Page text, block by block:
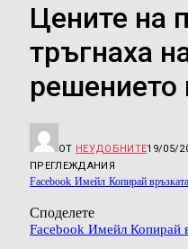
Цените на
тръгнаха
ОТ НЕУДОБНИТЕ19/05/
ПРЕГЛЕЖДАНИЯ
Facebook Имейл Копирай връзката
Споделете
Facebook Имейл Копирай